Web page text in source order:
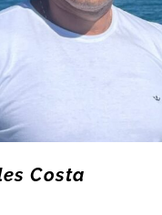
Costa